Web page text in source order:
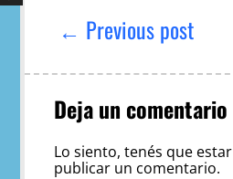
entradas
← Previous post
Deja un comentario
Lo siento, tenés que estar
publicar un comentario.